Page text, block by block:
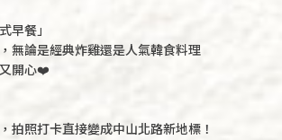
早餐」
無論是經典炸雞還是人氣韓食料理
開心❤️
拍照打卡直接變成中山北路新地標！